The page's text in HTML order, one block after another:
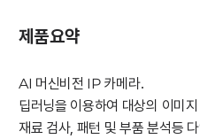
제품요약
AI 머신비전 IP 카메라.
딥러닝을 이용하여 대상의 이미
재료 검사, 패턴 및 부품 분석등